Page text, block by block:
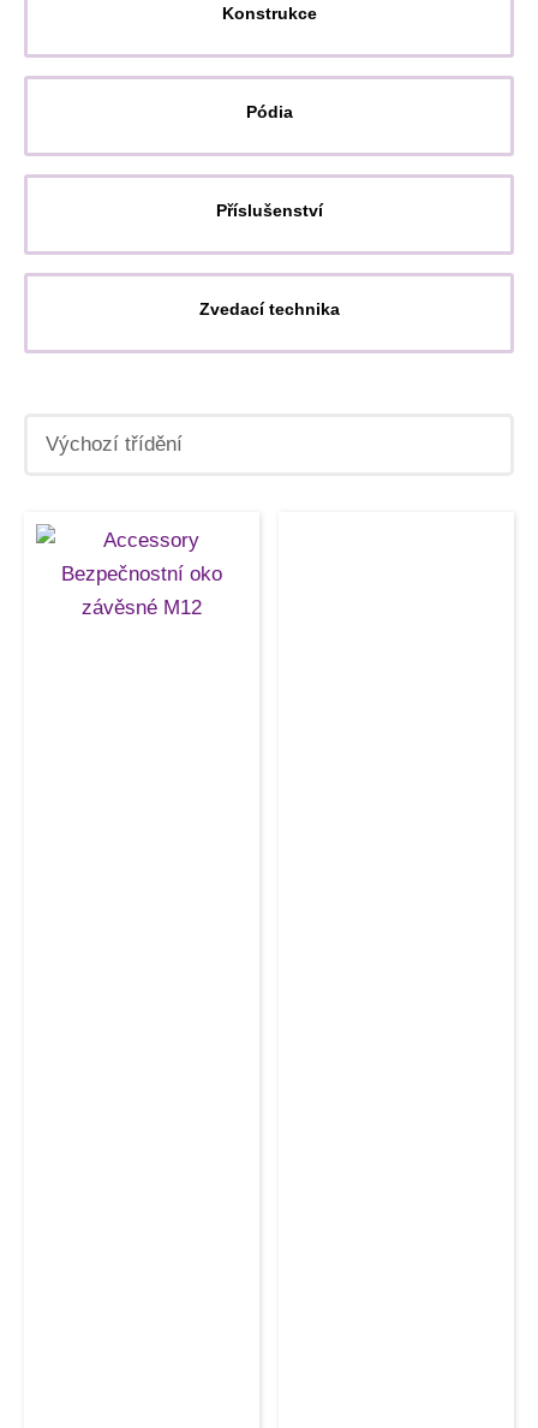
Konstrukce
Pódia
Příslušenství
Zvedací technika